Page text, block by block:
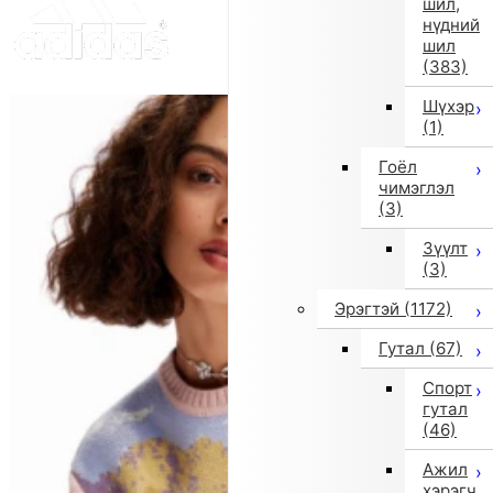
нүдний
шил
(383)
Шүхэр
(1)
Гоёл
чимэглэл
(3)
Зүүлт
(3)
Эрэгтэй (1172)
Гутал (67)
Спорт
гутал
(46)
Ажил